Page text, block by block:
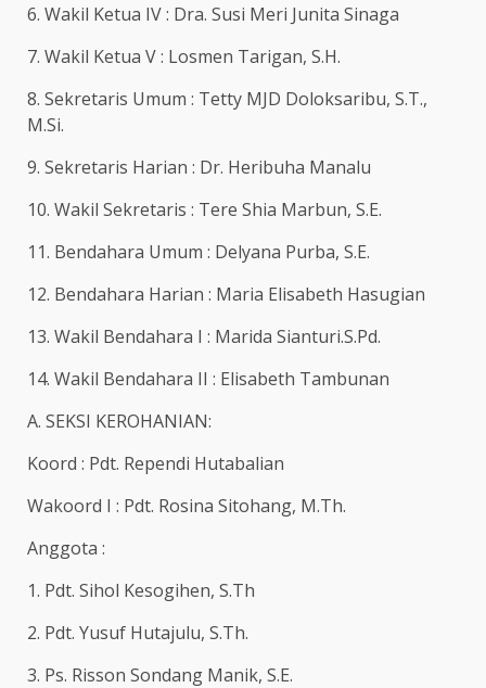
6. Wakil Ketua IV : Dra. Susi Meri Junita Sinaga
7. Wakil Ketua V : Losmen Tarigan, S.H.
8. Sekretaris Umum : Tetty MJD Doloksaribu, S.T.,
M.Si.
9. Sekretaris Harian : Dr. Heribuha Manalu
10. Wakil Sekretaris : Tere Shia Marbun, S.E.
11. Bendahara Umum : Delyana Purba, S.E.
12. Bendahara Harian : Maria Elisabeth Hasugian
13. Wakil Bendahara I : Marida Sianturi.S.Pd.
14. Wakil Bendahara II : Elisabeth Tambunan
A. SEKSI KEROHANIAN:
Koord : Pdt. Rependi Hutabalian
Wakoord I : Pdt. Rosina Sitohang, M.Th.
Anggota :
1. Pdt. Sihol Kesogihen, S.Th
2. Pdt. Yusuf Hutajulu, S.Th.
3. Ps. Risson Sondang Manik, S.E.